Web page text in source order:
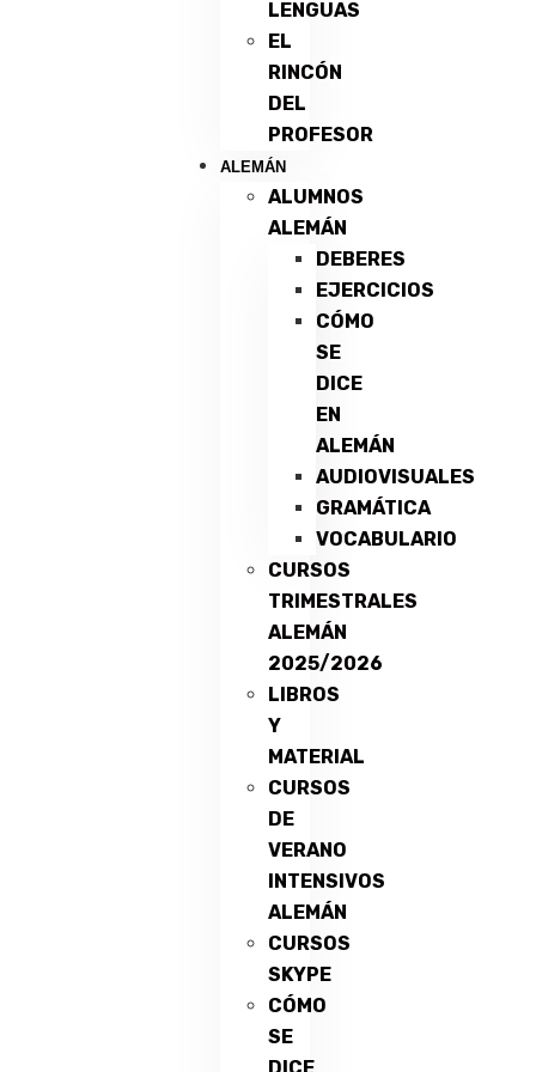
LENGUAS
EL
RINCÓN
DEL
PROFESOR
ALEMÁN
ALUMNOS
ALEMÁN
DEBERES
EJERCICIOS
CÓMO
SE
DICE
EN
ALEMÁN
AUDIOVISUALES
GRAMÁTICA
VOCABULARIO
CURSOS
TRIMESTRALES
ALEMÁN
2025/2026
LIBROS
Y
MATERIAL
CURSOS
DE
VERANO
INTENSIVOS
ALEMÁN
CURSOS
SKYPE
CÓMO
SE